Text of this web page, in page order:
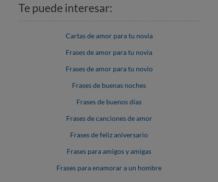
Te puede interesar:
Cartas de amor para tu novia
Frases de amor para tu novia
Frases de amor para tu novio
Frases de buenas noches
Frases de buenos días
Frases de canciones de amor
Frases de feliz aniversario
Frases para amigos y amigas
Frases para enamorar a un hombre